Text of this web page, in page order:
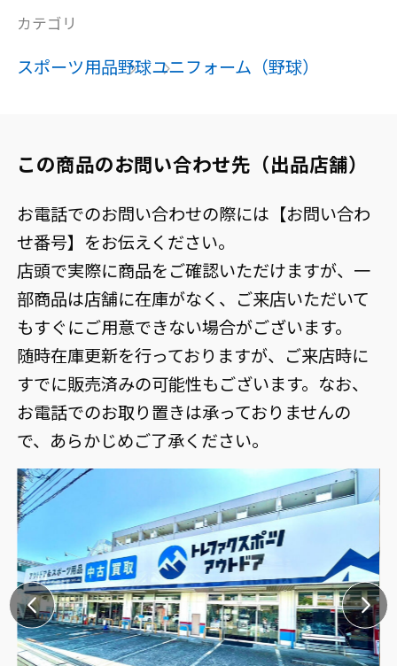
カテゴリ
スポーツ用品野球ユニフォーム（野球）
この商品のお問い合わせ先（出品店舗）
お電話でのお問い合わせの際には【お問い合わ
せ番号】をお伝えください。
店頭で実際に商品をご確認いただけますが、一
部商品は店舗に在庫がなく、ご来店いただいて
もすぐにご用意できない場合がございます。
随時在庫更新を行っておりますが、ご来店時に
すでに販売済みの可能性もございます。なお、
お電話でのお取り置きは承っておりませんの
で、あらかじめご了承ください。